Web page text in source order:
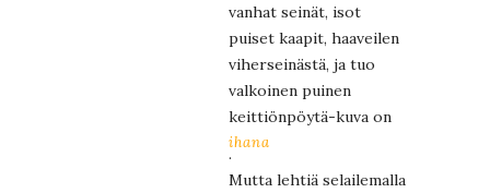
vanhat seinät, isot
puiset kaapit, haaveilen
viherseinästä, ja tuo
valkoinen puinen
keittiönpöytä-kuva on
ihana
.
Mutta lehtiä selailemalla